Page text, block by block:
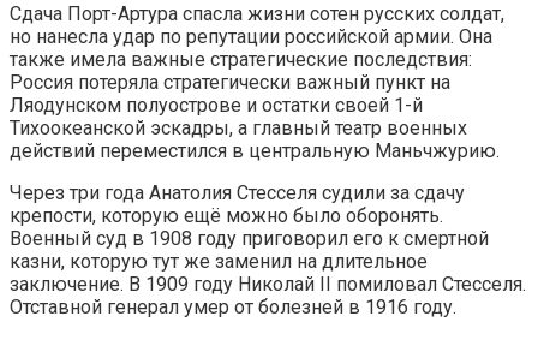
Сдача Порт-Артура спасла жизни сотен русских солдат,
но нанесла удар по репутации российской армии. Она
также имела важные стратегические последствия:
Россия потеряла стратегически важный пункт на
Ляодунском полуострове и остатки своей 1-й
Тихоокеанской эскадры, а главный театр военных
действий переместился в центральную Маньчжурию.
Через три года Анатолия Стесселя судили за сдачу
крепости, которую ещё можно было оборонять.
Военный суд в 1908 году приговорил его к смертной
казни, которую тут же заменил на длительное
заключение. В 1909 году Николай II помиловал Стесселя.
Отставной генерал умер от болезней в 1916 году.